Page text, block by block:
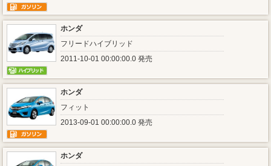
ホンダ
フリードハイブリッド
2011-10-01 00:00:00.0 発売
ホンダ
フィット
2013-09-01 00:00:00.0 発売
ホンダ